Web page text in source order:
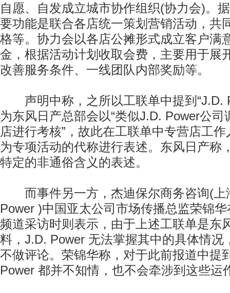
自愿、自发成立城市协作组织(协力会)。
要功能是联合各店统一策划营销活动，共
格等。协力会以各店公摊形式成立客户满
金，根据活动计划收取会费，主要用于展
改善服务条件、一线团队内部奖励等。
声明中称，之所以工联单中提到“J.D.
为东风日产总部会以“类似J.D. Power公
店进行考核”，故此在工联单中专营店工作
为专项活动的代称进行表述。东风日产称
特定的非通俗含义的表述。
而事件另一方，杰迪保尔商务咨询(上
Power )中国亚太公司市场传播总监荣锦
频道采访时则表示，由于上述工联单是东
料，J.D. Power 无法掌握其中的具体情况
不做评论。荣锦华称，对于此前报道中提
Power 都并不知情，也不会牵涉到这些运